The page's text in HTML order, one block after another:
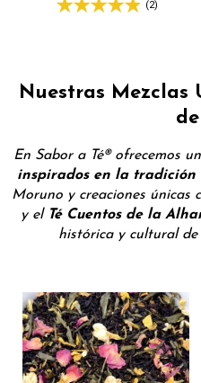
(2)
Nuestras Mezclas
En Sabor a Té® ofrecemos
inspirados en la tradición
Moruno y creaciones únicas
y elTé Cuentos de la
histórica y cultural